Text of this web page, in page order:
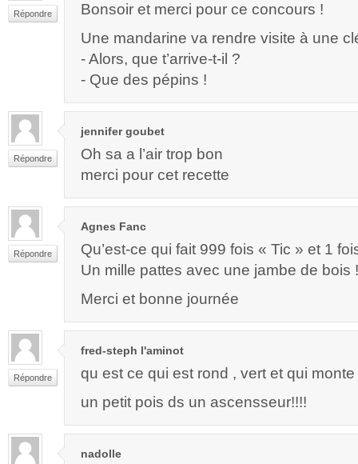
Répondre
Bonsoir et merci pour ce concours !
Une mandarine va rendre visite à une
- Alors, que t’arrive-t-il ?
- Que des pépins !
Répondre
jennifer goubet
Oh sa a l’air trop bon
merci pour cet recette
Répondre
Agnes Fanc
Qu’est-ce qui fait 999 fois « Tic » et 1
Un mille pattes avec une jambe de bois !
Merci et bonne journée
Répondre
fred-steph l'aminot
qu est ce qui est rond , vert et qui
un petit pois ds un ascensseur!!!!
nadolle